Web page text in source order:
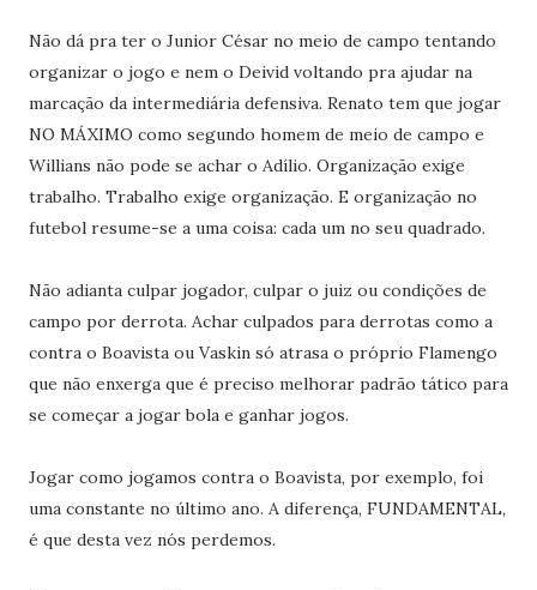
Não dá pra ter o Junior César no meio de campo tentando
organizar o jogo e nem o Deivid voltando pra ajudar na
marcação da intermediária defensiva. Renato tem que jogar
NO MÁXIMO como segundo homem de meio de campo e
Willians não pode se achar o Adílio. Organização exige
trabalho. Trabalho exige organização. E organização no
futebol resume-se a uma coisa: cada um no seu quadrado.
Não adianta culpar jogador, culpar o juiz ou condições de
campo por derrota. Achar culpados para derrotas como a
contra o Boavista ou Vaskin só atrasa o próprio Flamengo
que não enxerga que é preciso melhorar padrão tático para
se começar a jogar bola e ganhar jogos.
Jogar como jogamos contra o Boavista, por exemplo, foi
uma constante no último ano. A diferença, FUNDAMENTAL,
é que desta vez nós perdemos.